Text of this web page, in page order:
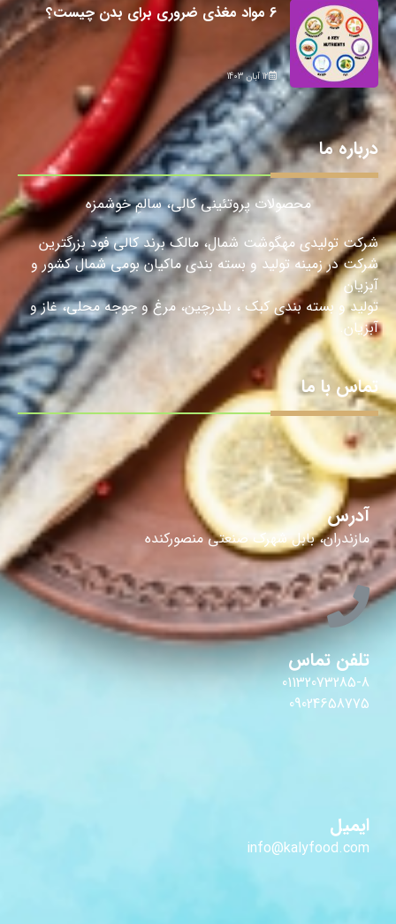
6 مواد مغذی ضروری برای بدن چیست؟
12 آبان 1403
درباره ما
محصولات پروتئینی کالی، سالمِ خوشمزه
شرکت تولیدی مهگوشت شمال، مالک برند کالی فود بزرگترین
شرکت در زمینه تولید و بسته بندی ماکیان بومی شمال کشور و
آبزیان
تولید و بسته بندی کبک ، بلدرچین، مرغ و جوجه محلی، غاز و
آبزیان.
تماس با ما
آدرس
مازندران، بابل شهرک صنعتی منصورکنده
تلفن تماس
01132073285-8
09024658775
ایمیل
info@kalyfood.com